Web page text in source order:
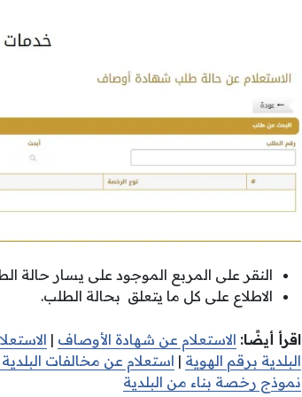
النقر على المربع الموجود على يسار حالة
الاطلاع على كل ما يتعلق بحالة الطلب.
اقرأ أيضًا: الاستعلام عن شهادة الأوصاف |
البلدية برقم الهوية | استعلام عن مخالفات البلدية
نموذج رخصة بناء من البلدية